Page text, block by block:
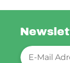
Newsletter-